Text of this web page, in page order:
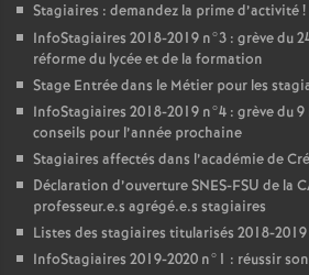
Stagiaires : demandez la prime d’activité!
InfoStagiaires 2018-2019 n°3 : grève du
réforme du lycée et de la formation
Stage Entrée dans le Métier pour les
InfoStagiaires 2018-2019 n°4 : grève du
conseils pour l’année prochaine
Stagiaires affectés dans l’académie de
Déclaration d’ouvertureSNES-FSU de la
professeur.e.s agrégé.e.s stagiaires
Listes des stagiaires titularisés 2018-2019
InfoStagiaires 2019-2020 n°1 : réussir